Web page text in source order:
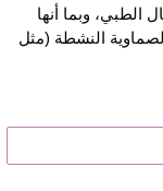
الطبي، وبما أنها
النشطة (مثل